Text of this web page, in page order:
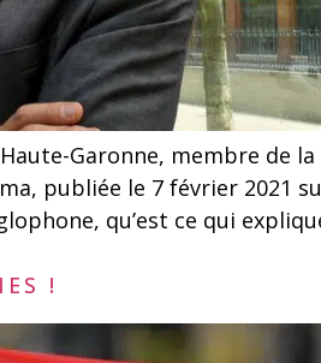
Garonne, membre de
publiée le 7 février 2021
qu’est ce qui
!